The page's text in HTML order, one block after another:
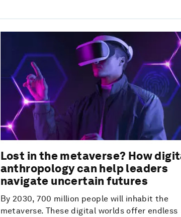
Lost in the metaverse? How
anthropology can help leaders
navigate uncertain futures
By 2030, 700 million people will inhabit the
metaverse. These digital worlds offer endless